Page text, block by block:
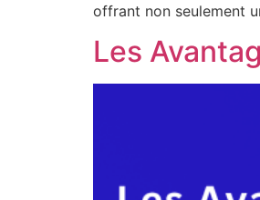
offrant non seulement
Les